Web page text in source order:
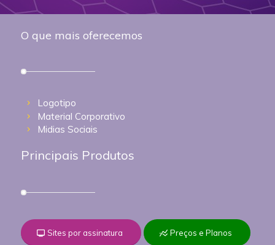
O que mais oferecemos
Logotipo
Material Corporativo
Midias Sociais
Principais Produtos
Sites por assinatura Preços e Planos